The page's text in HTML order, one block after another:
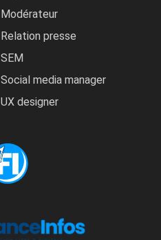
Modérateur
Relation presse
SEM
Social media manager
UX designer